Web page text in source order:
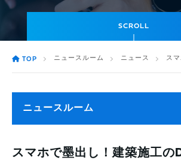
SCROLL
TOP ニュースルーム ニュース ス
ニュースルーム
スマホで墨出し！建築施工